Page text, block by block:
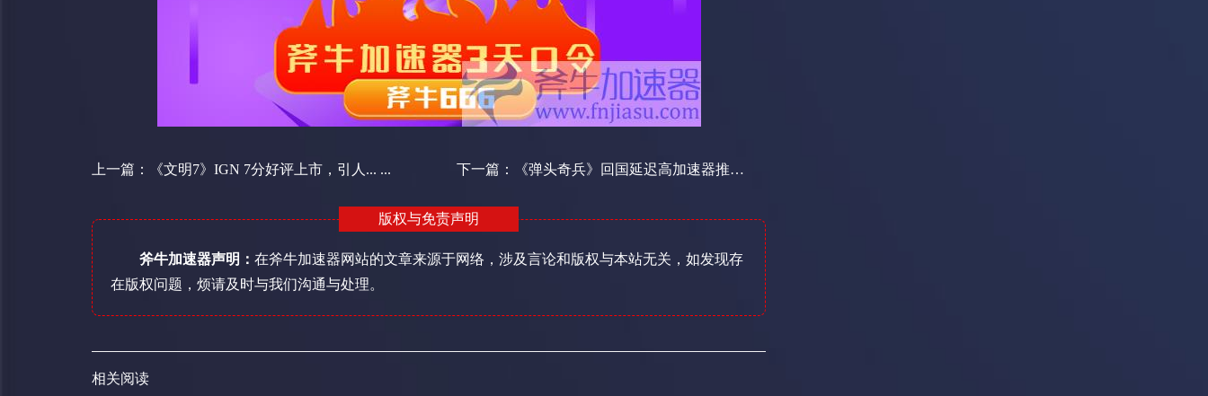
上一篇： 《文明7》IGN 7分好评上市，引人... ... 下一篇： 《弹头奇兵》回国延迟高加速器推... ...
版权与免责声明
斧牛加速器声明： 在斧牛加速器网站的文章来源于网络，涉及言论和版权与本站无关，如发现存
在版权问题，烦请及时与我们沟通与处理。
相关阅读